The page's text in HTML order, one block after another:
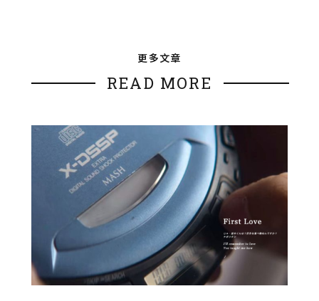
更多文章
READ MORE